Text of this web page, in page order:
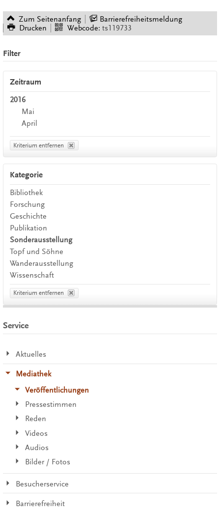
Zum Seitenanfang
Barrierefreiheitsmeldung
Drucken
Webcode: ts119733
Filter
Zeitraum
2016
Mai
April
Kriterium entfernen
Kategorie
Bibliothek
Forschung
Geschichte
Publikation
Sonderausstellung
Topf und Söhne
Wanderausstellung
Wissenschaft
Kriterium entfernen
Service
Aktuelles
Mediathek
Veröffentlichungen
Pressestimmen
Reden
Videos
Audios
Bilder / Fotos
Besucherservice
Barrierefreiheit